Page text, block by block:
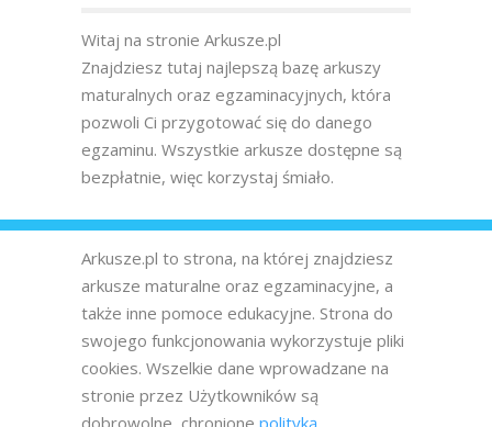
Witaj na stronie Arkusze.pl
Znajdziesz tutaj najlepszą bazę arkuszy
maturalnych oraz egzaminacyjnych, która
pozwoli Ci przygotować się do danego
egzaminu. Wszystkie arkusze dostępne są
bezpłatnie, więc korzystaj śmiało.
Arkusze.pl to strona, na której znajdziesz
arkusze maturalne oraz egzaminacyjne, a
także inne pomoce edukacyjne. Strona do
swojego funkcjonowania wykorzystuje pliki
cookies. Wszelkie dane wprowadzane na
stronie przez Użytkowników są
dobrowolne, chronione polityką